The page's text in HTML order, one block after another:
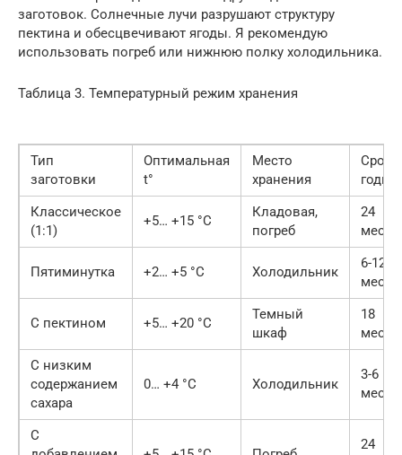
заготовок. Солнечные лучи разрушают структуру
пектина и обесцвечивают ягоды. Я рекомендую
использовать погреб или нижнюю полку холодильника.
Таблица 3. Температурный режим хранения
Тип
заготовки
Оптимальная
t°
Место
хранения
Срок
Классическое
(1:1)
+5… +15 °C
Кладовая,
погреб
24
Пятиминутка +2… +5 °C Холодильник
6-12
С пектином +5… +20 °C
Темный
шкаф
18
С низким
содержанием
сахара
0… +4 °C Холодильник
3-6
С
24